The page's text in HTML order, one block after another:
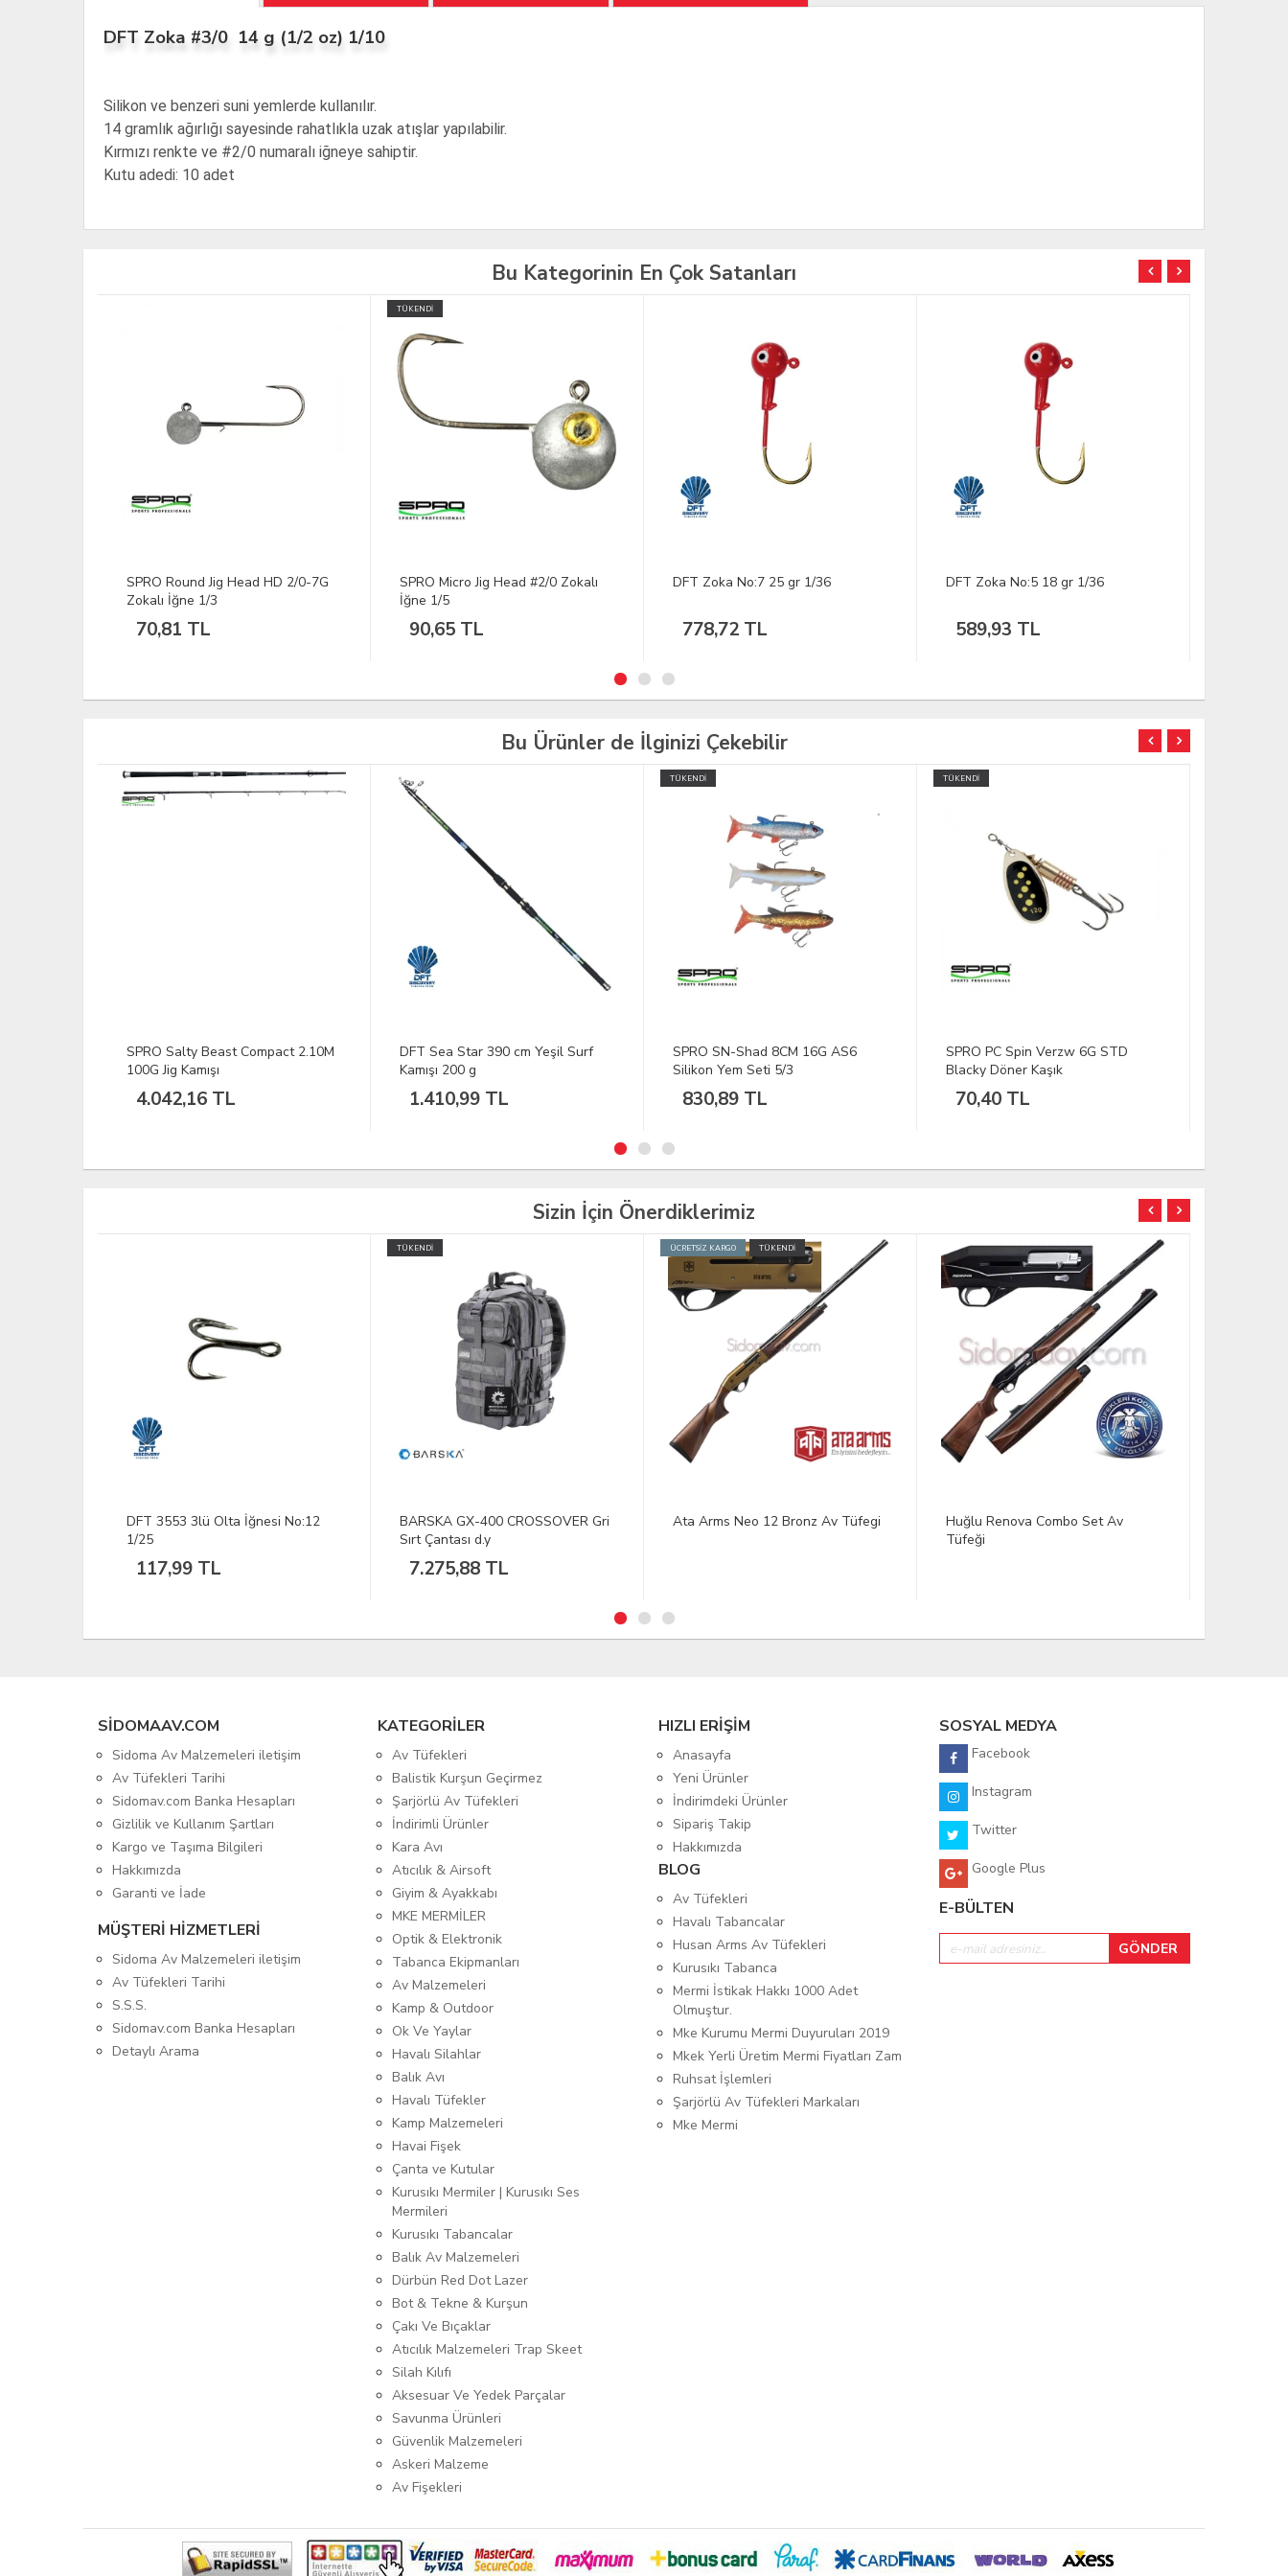
DFT Zoka #3/0 14 g (1/2 oz) 1/10
Silikon ve benzeri suni yemlerde kullanılır.
14 gramlık ağırlığı sayesinde rahatlıkla uzak atışlar yapılabilir.
Kırmızı renkte ve #2/0 numaralı iğneye sahiptir.
Kutu adedi: 10 adet
Bu Kategorinin En Çok Satanları
SPRO Round Jig Head HD 2/0-7G
Zokalı İğne 1/3
70,81 TL
TÜKENDİ
SPRO Micro Jig Head #2/0 Zokalı
İğne 1/5
90,65 TL
DFT Zoka No:7 25 gr 1/36
778,72 TL
DFT Zoka No:5 18 gr 1/36
589,93 TL
Bu Ürünler de İlginizi Çekebilir
SPRO Salty Beast Compact 2.10M
100G Jig Kamışı
4.042,16 TL
DFT Sea Star 390 cm Yeşil Surf
Kamışı 200 g
1.410,99 TL
TÜKENDİ
SPRO SN-Shad 8CM 16G AS6
Silikon Yem Seti 5/3
830,89 TL
TÜKENDİ
SPRO PC Spin Verzw 6G STD
Blacky Döner Kaşık
70,40 TL
Sizin İçin Önerdiklerimiz
DFT 3553 3lü Olta İğnesi No:12
1/25
117,99 TL
TÜKENDİ
BARSKA GX-400 CROSSOVER Gri
Sırt Çantası d.y
7.275,88 TL
ÜCRETSİZ KARGO TÜKENDİ
Ata Arms Neo 12 Bronz Av Tüfegi
Huğlu Renova Combo Set Av
Tüfeği
SIDOMAAV.COM
Sidoma Av Malzemeleri iletişim
Av Tüfekleri Tarihi
Sidomav.com Banka Hesapları
Gizlilik ve Kullanım Şartları
Kargo ve Taşıma Bilgileri
Hakkımızda
Garanti ve İade
MÜŞTERİ HİZMETLERİ
Sidoma Av Malzemeleri iletişim
Av Tüfekleri Tarihi
S.S.S.
Sidomav.com Banka Hesapları
Detaylı Arama
KATEGORİLER
Av Tüfekleri
Balistik Kurşun Geçirmez
Şarjörlü Av Tüfekleri
İndirimli Ürünler
Kara Avı
Atıcılık & Airsoft
Giyim & Ayakkabı
MKE MERMİLER
Optik & Elektronik
Tabanca Ekipmanları
Av Malzemeleri
Kamp & Outdoor
Ok Ve Yaylar
Havalı Silahlar
Balık Avı
Havalı Tüfekler
Kamp Malzemeleri
Havai Fişek
Çanta ve Kutular
Kurusıkı Mermiler | Kurusıkı Ses
Mermileri
Kurusıkı Tabancalar
Balık Av Malzemeleri
Dürbün Red Dot Lazer
Bot & Tekne & Kurşun
Çakı Ve Bıçaklar
Atıcılık Malzemeleri Trap Skeet
Silah Kılıfı
Aksesuar Ve Yedek Parçalar
Savunma Ürünleri
Güvenlik Malzemeleri
Askeri Malzeme
Av Fişekleri
HIZLI ERİŞİM
Anasayfa
Yeni Ürünler
İndirimdeki Ürünler
Sipariş Takip
Hakkımızda
BLOG
Av Tüfekleri
Havalı Tabancalar
Husan Arms Av Tüfekleri
Kurusıkı Tabanca
Mermi İstikak Hakkı 1000 Adet
Olmuştur.
Mke Kurumu Mermi Duyuruları 2019
Mkek Yerli Üretim Mermi Fiyatları Zam
Ruhsat İşlemleri
Şarjörlü Av Tüfekleri Markaları
Mke Mermi
SOSYAL MEDYA
Facebook
Instagram
Twitter
Google Plus
E-BÜLTEN